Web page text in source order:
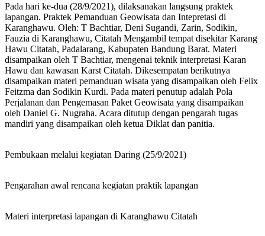
Pada hari ke-dua (28/9/2021), dilaksanakan langsung praktek
lapangan. Praktek Pemanduan Geowisata dan Intepretasi di
Karanghawu. Oleh: T Bachtiar, Deni Sugandi, Zarin, Sodikin,
Fauzia di Karanghawu, Citatah Mengambil tempat disekitar Karang
Hawu Citatah, Padalarang, Kabupaten Bandung Barat. Materi
disampaikan oleh T Bachtiar, mengenai teknik interpretasi Karan
Hawu dan kawasan Karst Citatah. Dikesempatan berikutnya
disampaikan materi pemanduan wisata yang disampaikan oleh Felix
Feitzma dan Sodikin Kurdi. Pada materi penutup adalah Pola
Perjalanan dan Pengemasan Paket Geowisata yang disampaikan
oleh Daniel G. Nugraha. Acara ditutup dengan pengarah tugas
mandiri yang disampaikan oleh ketua Diklat dan panitia.
Pembukaan melalui kegiatan Daring (25/9/2021)
Pengarahan awal rencana kegiatan praktik lapangan
Materi interpretasi lapangan di Karanghawu Citatah